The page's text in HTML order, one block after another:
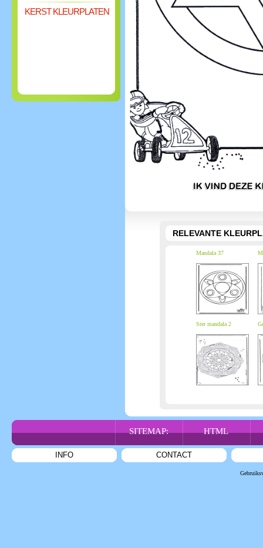
KERST KLEURPLATEN
RELEVANTE
Mandala 37
Ster mandala 2
SITEMAP: HTML
INFO CONTACT